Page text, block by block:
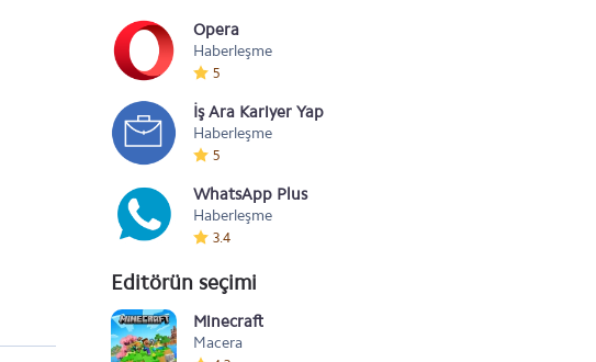
Opera
Haberleşme
5
İş Ara Kariyer Yap
Haberleşme
5
WhatsApp Plus
Haberleşme
3.4
Editörün seçimi
Minecraft
Macera